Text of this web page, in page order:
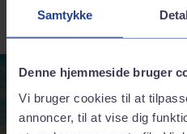
Samtykke
Denne hjemmeside bruger
Vi bruger cookies til at
annoncer, til at vise dig